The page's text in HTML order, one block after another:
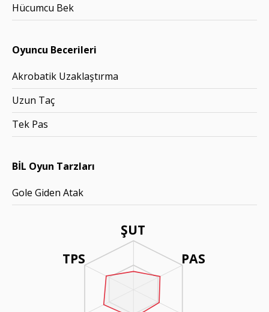
ŞUT
PAS
TPS
Hücumcu Bek
Oyuncu Becerileri
Akrobatik Uzaklaştırma
Uzun Taç
Tek Pas
BİL Oyun Tarzları
Gole Giden Atak